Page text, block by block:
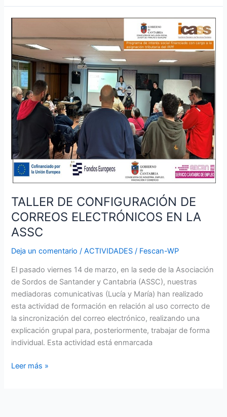
TALLER DE CONFIGURACIÓN DE
CORREOS ELECTRÓNICOS EN LA
ASSC
Deja un comentario /ACTIVIDADES / Fescan-WP
El pasado viernes 14 de marzo, en la sede de la Asociación
de Sordos de Santander y Cantabria (ASSC), nuestras
mediadoras comunicativas (Lucía y María) han realizado
esta actividad de formación en relación al uso correcto de
la sincronización del correo electrónico, realizando una
explicación grupal para, posteriormente, trabajar de forma
individual. Esta actividad está enmarcada
DE
CONFIGURACIÓN
DE
CORREOS
ELECTRÓNICOS
EN
LA
ASSC
Leer más »